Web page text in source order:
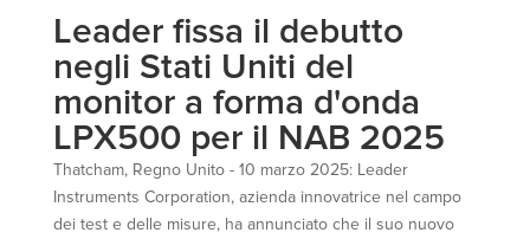
Leader fissa il debutto
negli Stati Uniti del
monitor a forma d'onda
LPX500 per il NAB 2025
Thatcham, Regno Unito - 10 marzo 2025: Leader
Instruments Corporation, azienda innovatrice nel campo
dei test e delle misure, ha annunciato che il suo nuovo